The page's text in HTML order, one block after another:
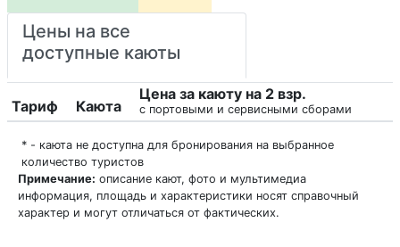
Цены на все
доступные каюты
Тариф Каюта
Цена за каюту на 2 взр.
с портовыми и сервисными сборами
* - каюта не доступна для бронирования на выбранное
количество туристов
Примечание: описание кают, фото и мультимедиа
информация, площадь и характеристики носят справочный
характер и могут отличаться от фактических.